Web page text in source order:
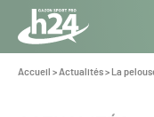
Panneau de gestion des
Aller au contenu
Toute
l’info
Vous
Accueil >Actualités> La